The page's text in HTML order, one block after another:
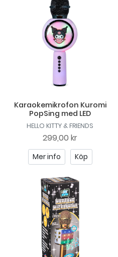
Karaokemikrofon Kuromi
PopSing med LED
HELLO KITTY & FRIENDS
299,00 kr
Mer info Köp